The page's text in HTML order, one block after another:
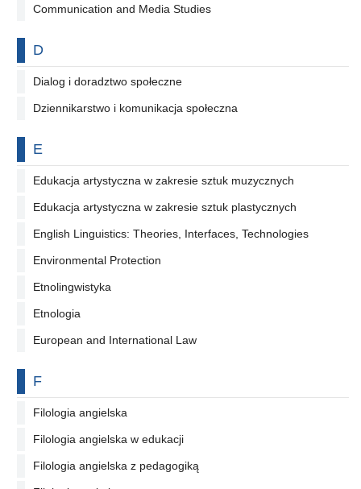
Communication and Media Studies
Na literę
D
Dialog i doradztwo społeczne
Dziennikarstwo i komunikacja społeczna
Na literę
E
Edukacja artystyczna w zakresie sztuk muzycznych
Edukacja artystyczna w zakresie sztuk plastycznych
English Linguistics: Theories, Interfaces, Technologies
Environmental Protection
Etnolingwistyka
Etnologia
European and International Law
Na literę
F
Filologia angielska
Filologia angielska w edukacji
Filologia angielska z pedagogiką